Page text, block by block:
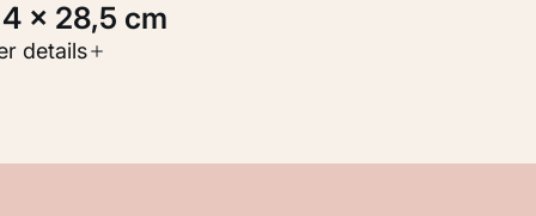
× 28,5 cm
werk
details